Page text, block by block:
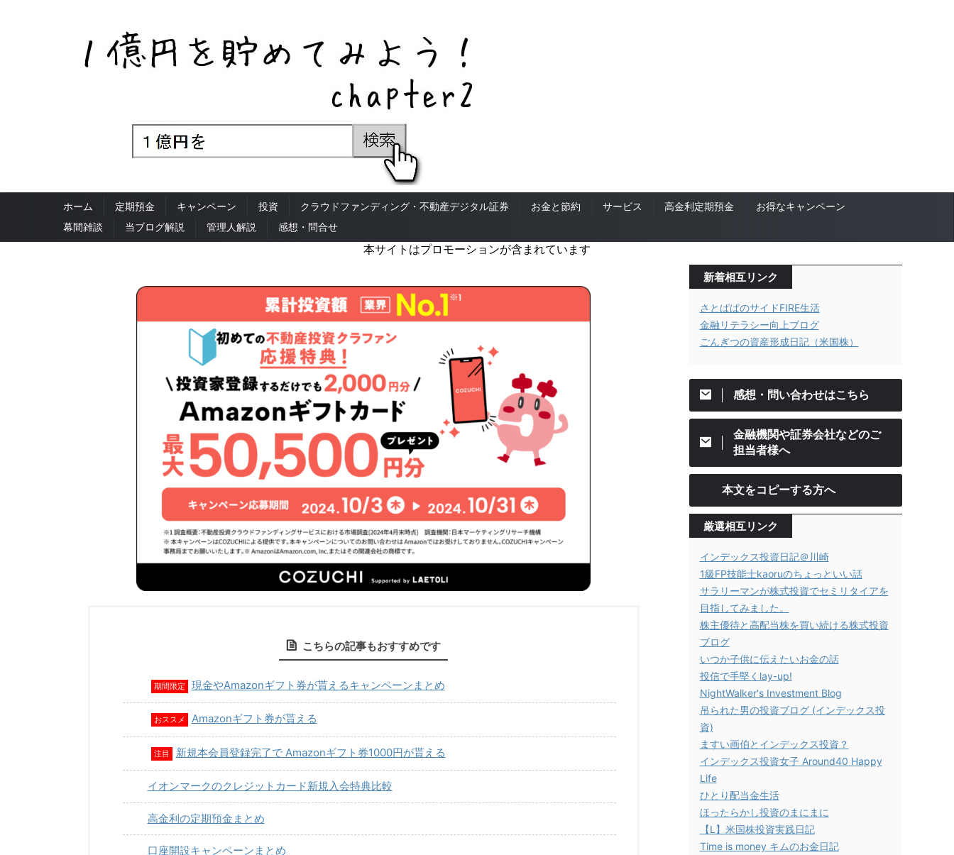
ホーム 定期預金 キャンペーン 投資 クラウドファンディング・不動産デジタル証券 お金と節約 サービス 高金利定期預金
お得なキャンペーン
幕間雑談
当ブログ解説 管理人解説 感想・問合せ
本サイトはプロモーションが含まれています
こちらの記事もおすすめです
期間限定 現金やAmazonギフト券が貰えるキャンペーンまとめ
おススメ Amazonギフト券が貰える
注目 新規本会員登録完了で Amazonギフト券1000円が貰える
イオンマークのクレジットカード新規入会特典比較
高金利の定期預金まとめ
口座開設キャンペーンまとめ
新着相互リンク
さとぱぱのサイドFIRE生活
金融リテラシー向上ブログ
ごんぎつの資産形成日記（米国株）
感想・問い合わせはこちら
金融機関や証券会社などのご
担当者様へ
本文をコピーする方へ
厳選相互リンク
インデックス投資日記＠川崎
1級FP技能士kaoruのちょっといい話
サラリーマンが株式投資でセミリタイアを
目指してみました。
株主優待と高配当株を買い続ける株式投資
ブログ
いつか子供に伝えたいお金の話
投信で手堅くlay-up!
NightWalker's Investment Blog
吊られた男の投資ブログ (インデックス投
資)
ますい画伯とインデックス投資？
インデックス投資女子 Around40 Happy
Life
ひとり配当金生活
ほったらかし投資のまにまに
【L】米国株投資実践日記
Time is money キムのお金日記